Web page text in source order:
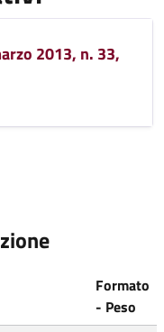
2013, n. 33,
Formato
- Peso